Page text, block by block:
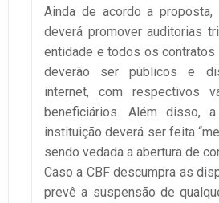
Ainda de acordo a proposta,
deverá promover auditorias
entidade e todos os contratos
deverão ser públicos e
internet, com respectivos
beneficiários. Além disso,
instituição deverá ser feita
sendo vedada a abertura de
Caso a CBF descumpra as
prevê a suspensão de